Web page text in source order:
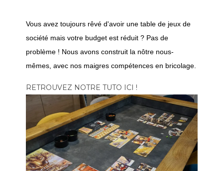
Vous avez toujours rêvé d'avoir une table de jeux de
société mais votre budget est réduit ? Pas de
problème ! Nous avons construit la nôtre nous-
mêmes, avec nos maigres compétences en bricolage.
RETROUVEZ NOTRE TUTO ICI !